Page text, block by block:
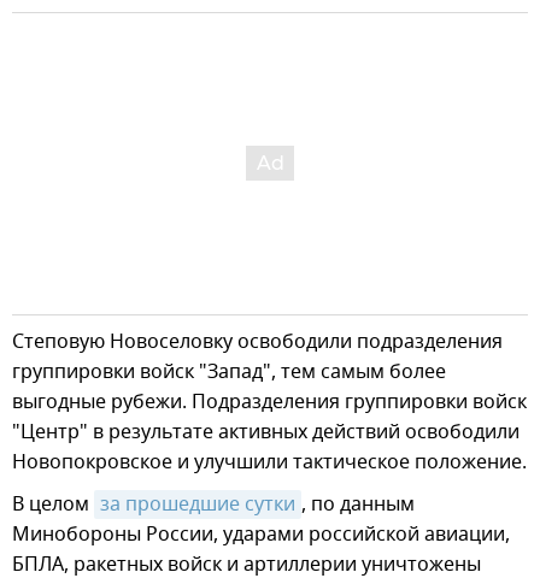
Степовую Новоселовку освободили подразделения
группировки войск "Запад", тем самым более
выгодные рубежи. Подразделения группировки войск
"Центр" в результате активных действий освободили
Новопокровское и улучшили тактическое положение.
В целом за прошедшие сутки , по данным
Минобороны России, ударами российской авиации,
БПЛА, ракетных войск и артиллерии уничтожены